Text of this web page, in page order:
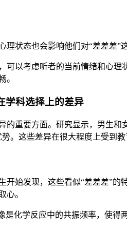
理状态也会影响他们对“差差差
可以考虑听者的当前情绪和心
。
学科选择上的差异
的重要方面。研究显示，男生
。这些差异在很大程度上受到
开始发现，这些看似“差差差”
心。
是化学反应中的共振频率，使